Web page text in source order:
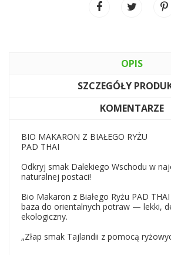
OPIS
SZCZEGÓŁY
KOMENTARZE
BIO MAKARON Z BIAŁEGO RYŻU
PAD THAI
Odkryj smak Dalekiego Wschodu w
naturalnej postaci!
Bio Makaron z Białego Ryżu PAD
baza do orientalnych potraw — lekki,
ekologiczny.
„Złap smak Tajlandii z pomocą